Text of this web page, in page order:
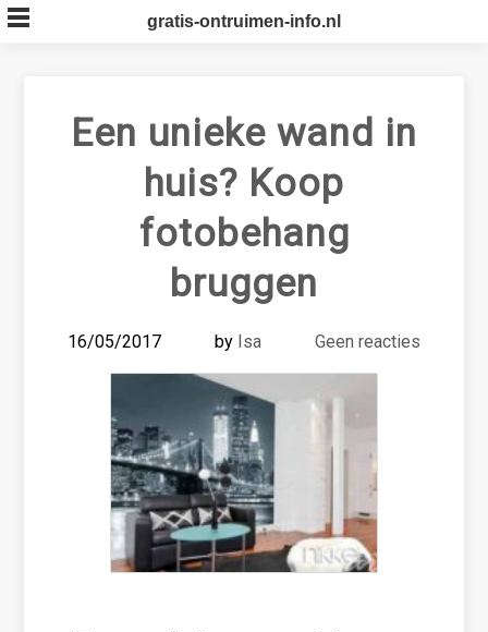
Skip
to
gratis-ontruimen-info.nl
Een unieke wand in
huis? Koop
fotobehang
bruggen
16/05/2017 by Isa Geen reacties